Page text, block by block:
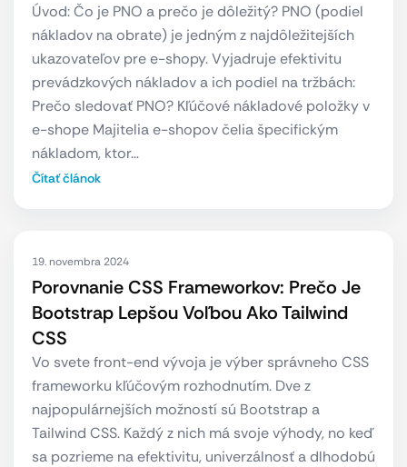
Úvod: Čo je PNO a prečo je dôležitý? PNO (podiel
nákladov na obrate) je jedným z najdôležitejších
ukazovateľov pre e-shopy. Vyjadruje efektivitu
prevádzkových nákladov a ich podiel na tržbách:
Prečo sledovať PNO? Kľúčové nákladové položky v
e-shope Majitelia e-shopov čelia špecifickým
nákladom, ktor…
Čítať článok
19. novembra 2024
Porovnanie CSS Frameworkov: Prečo Je
Bootstrap Lepšou Voľbou Ako Tailwind
CSS
Vo svete front-end vývoja je výber správneho CSS
frameworku kľúčovým rozhodnutím. Dve z
najpopulárnejších možností sú Bootstrap a
Tailwind CSS. Každý z nich má svoje výhody, no keď
sa pozrieme na efektivitu, univerzálnosť a dlhodobú